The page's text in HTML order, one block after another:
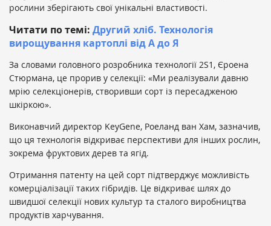
рослини зберігають свої унікальні властивості.
Читати по темі: Другий хліб. Технологія
вирощування картоплі від А до Я
За словами головного розробника технології 2S1, Єроена
Стюрмана, це прорив у селекції: «Ми реалізували давню
мрію селекціонерів, створивши сорт із пересадженою
шкіркою».
Виконавчий директор KeyGene, Роеланд ван Хам, зазначив,
що ця технологія відкриває перспективи для інших рослин,
зокрема фруктових дерев та ягід.
Отримання патенту на цей сорт підтверджує можливість
комерціалізації таких гібридів. Це відкриває шлях до
швидшої селекції нових культур та сталого виробництва
продуктів харчування.